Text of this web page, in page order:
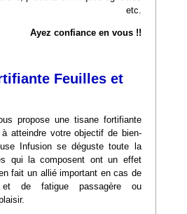
etc.
Ayez confiance en vous !!
Feuilles et
propose une tisane fortifiante
atteindre votre objectif de bien-
Infusion se déguste toute la
qui la composent ont un effet
fait un allié important en cas de
et de fatigue passagère ou